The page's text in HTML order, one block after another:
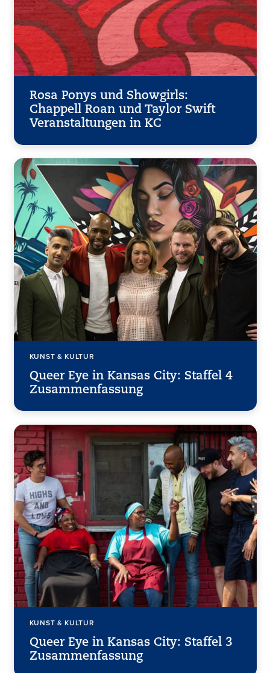
Rosa Ponys und Showgirls:
Chappell Roan und Taylor Swift
Veranstaltungen in KC
KUNST & KULTUR
Queer Eye in Kansas City: Staffel 4
Zusammenfassung
KUNST & KULTUR
Queer Eye in Kansas City: Staffel 3
Zusammenfassung